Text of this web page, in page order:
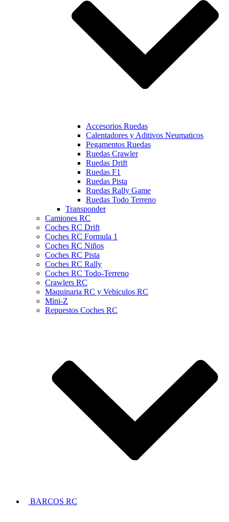
Accesorios Ruedas
Calentadores y Aditivos Neumaticos
Pegamentos Ruedas
Ruedas Crawler
Ruedas Drift
Ruedas F1
Ruedas Pista
Ruedas Rally Game
Ruedas Todo Terreno
Transponder
Camiones RC
Coches RC Drift
Coches RC Formula 1
Coches RC Niños
Coches RC Pista
Coches RC Rally
Coches RC Todo-Terreno
Crawlers RC
Maquinaria RC y Vehiculos RC
Mini-Z
Repuestos Coches RC
BARCOS RC